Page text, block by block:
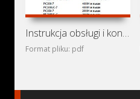
Instrukcja obsługi i konserwacji koparki Komatsu PC300,
Format pliku: pdf